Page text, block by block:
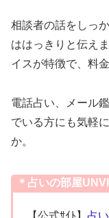
相談者の話をしっ
ははっきりと伝え
イスが特徴で、料
電話占い、メール
でいる方にも気軽
か。
＊占いの部屋
【公式ｻｲﾄ】 占